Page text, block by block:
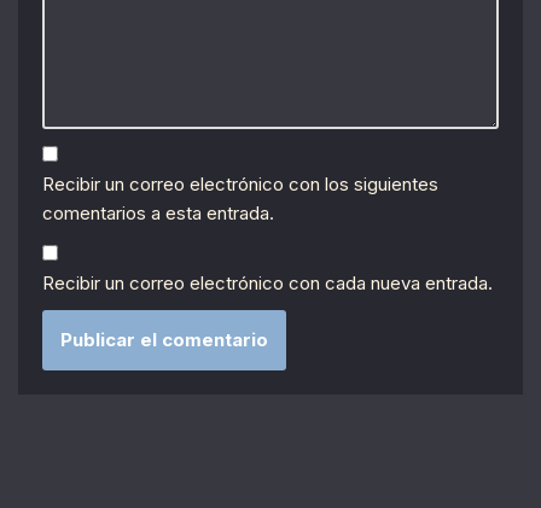
Recibir un correo electrónico con los siguientes
comentarios a esta entrada.
Recibir un correo electrónico con cada nueva entrada.